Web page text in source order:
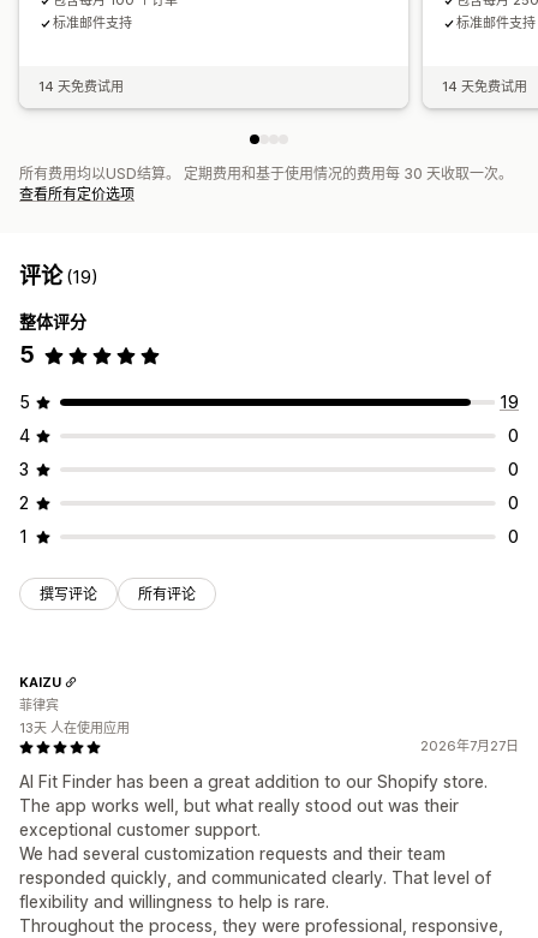
标准邮件支持
14 天免费试用
标准邮件支持
14 天免费试用
所有费用均以USD结算。 定期费用和基于使用情况的费用每 30 天收取一次。
查看所有定价选项
评论(19)
整体评分
5
5
19
4
0
3
0
2
0
1
0
撰写评论 所有评论
2026年7月27日
AI Fit Finder has been a great addition to our Shopify store.
The app works well, but what really stood out was their
exceptional customer support.
We had several customization requests and their team
responded quickly, and communicated clearly. That level of
flexibility and willingness to help is rare.
Throughout the process, they were professional, responsive,
KAIZU
菲律宾
13天 人在使用应用